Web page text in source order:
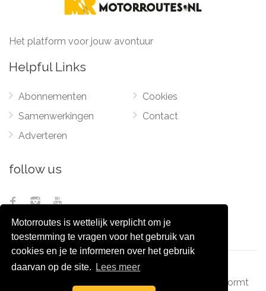
Motorroutes is wettelijk verplicht om je
toestemming te vragen voor het gebruik van
cookies en je te informeren over het gebruik
daarvan op de site.
Lees meer
Het platform voor jouw avontuur
Helpful Links
Abonnementen
Samenwerkingen
Adverteren
Cookies
Contact
follow us
vormt